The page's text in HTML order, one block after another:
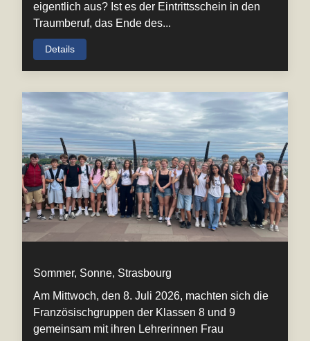
eigentlich aus? Ist es der Eintrittsschein in den
Traumberuf, das Ende des...
Details
Sommer, Sonne, Strasbourg
Am Mittwoch, den 8. Juli 2026, machten sich die
Französischgruppen der Klassen 8 und 9
gemeinsam mit ihren Lehrerinnen Frau